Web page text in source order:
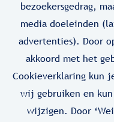
bezoekersgedrag,
media doeleinden
advertenties). Door
akkoord met het
Cookieverklaring kun
wij gebruiken en
wijzigen. Door
Stel job alert in